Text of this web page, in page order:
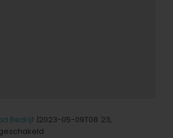
Bedrijf |2023-05-09T08 23,